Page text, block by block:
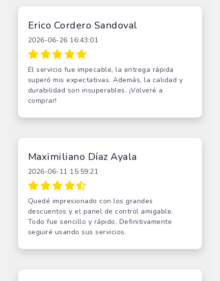
Erico Cordero Sandoval
2026-06-26 16:43:01
El servicio fue impecable, la entrega rápida
superó mis expectativas. Además, la calidad y
durabilidad son insuperables. ¡Volveré a
comprar!
Maximiliano Díaz Ayala
2026-06-11 15:59:21
Quedé impresionado con los grandes
descuentos y el panel de control amigable.
Todo fue sencillo y rápido. Definitivamente
seguiré usando sus servicios.